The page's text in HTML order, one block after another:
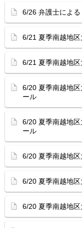
6/26 弁護士による
6/21 夏季南越地
6/21 夏季南越地
6/20 夏季南越地
ール
6/20 夏季南越地
ール
6/20 夏季南越地
6/20 夏季南越地
6/20 夏季南越地